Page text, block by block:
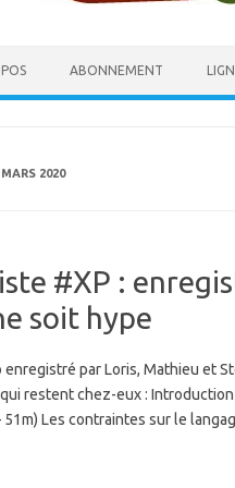
ABONNEMENT
MARS 2020
#XP :
soit hype
enregistré par Loris, Mathieu et
restent chez-eux : Introduction
51m) Les contraintes sur le